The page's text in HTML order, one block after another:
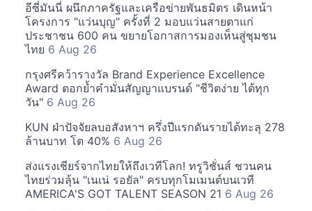
อีซี่มันนี่ ผนึกภาครัฐและเครือข่ายพันธมิตร เดินหน้า
โครงการ "แว่นบุญ" ครั้งที่ 2 มอบแว่นสายตาแก่
ประชาชน 600 คน ขยายโอกาสการมองเห็นสู่ชุมชน
ไทย 6 Aug 26
กรุงศรีคว้ารางวัล Brand Experience Excellence
Award ตอกย้ำคำมั่นสัญญาแบรนด์ "ชีวิตง่าย ได้ทุก
วัน" 6 Aug 26
KUN ฝ่าปัจจัยลบอสังหาฯ ครึ่งปีแรกดันรายได้ทะลุ 278
ล้านบาท โต 40% 6 Aug 26
ส่งแรงเชียร์จากไทยให้ถึงเวทีโลก! ทรูวิชั่นส์ ชวนคน
ไทยร่วมลุ้น "เนเน่ รอยัล" ครบทุกโมเมนต์บนเวที
AMERICA'S GOT TALENT SEASON 21 6 Aug 26